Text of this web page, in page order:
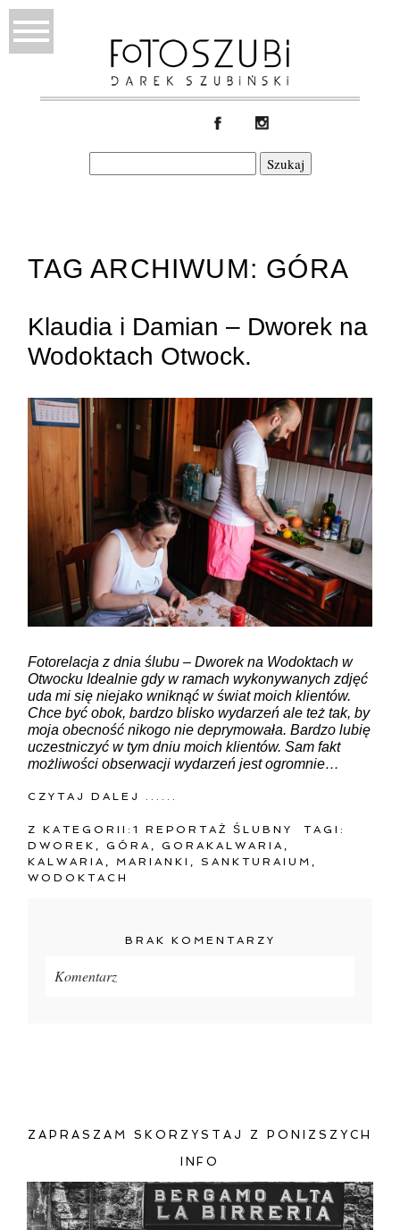
Szukaj:
TAG ARCHIWUM: GÓRA
Klaudia i Damian – Dworek na
Wodoktach Otwock.
Fotorelacja z dnia ślubu – Dworek na Wodoktach w
Otwocku Idealnie gdy w ramach wykonywanych zdjęć
uda mi się niejako wniknąć w świat moich klientów.
Chce być obok, bardzo blisko wydarzeń ale też tak, by
moja obecność nikogo nie deprymowała. Bardzo lubię
uczestniczyć w tym dniu moich klientów. Sam fakt
możliwości obserwacji wydarzeń jest ogromnie…
CZYTAJ DALEJ ......
Z KATEGORII:1 REPORTAŻ ŚLUBNY
TAGI:
DWOREK
GÓRA GORAKALWARIA
KALWARIA
MARIANKI SANKTURAIUM
WODOKTACH
BRAK KOMENTARZY
Komentarz
ZAPRASZAM SKORZYSTAJ Z PONIZSZYCH
INFO